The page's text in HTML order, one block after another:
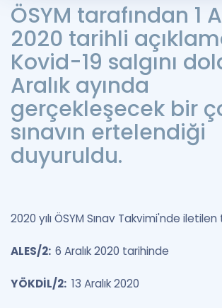
ÖSYM Sınav Takvimi
Kampanyalar
Blog
İngilizce Gramer
ÖSYM tarafından 1
2020 tarihli
Kovid-19 salgını
Aralık ayında
gerçekleşecek bir
sınavın ertelendiği
duyuruldu.
2020 yılı ÖSYM Sınav Takvimi'nde
ALES/2: 6 Aralık 2020 tarihinde
YÖKDİL/2: 13 Aralık 2020